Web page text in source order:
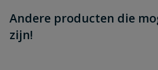
Andere producten die
zijn!